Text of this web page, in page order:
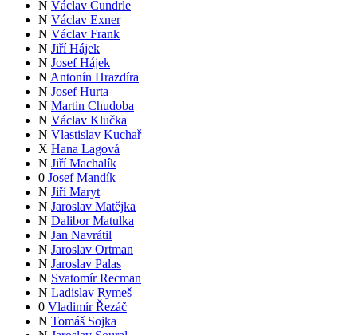
N Václav Čundrle
N Václav Exner
N Václav Frank
N Jiří Hájek
N Josef Hájek
N Antonín Hrazdíra
N Josef Hurta
N Martin Chudoba
N Václav Klučka
N Vlastislav Kuchař
X Hana Lagová
N Jiří Machalík
0 Josef Mandík
N Jiří Maryt
N Jaroslav Matějka
N Dalibor Matulka
N Jan Navrátil
N Jaroslav Ortman
N Jaroslav Palas
N Svatomír Recman
N Ladislav Rymeš
0 Vladimír Řezáč
N Tomáš Sojka